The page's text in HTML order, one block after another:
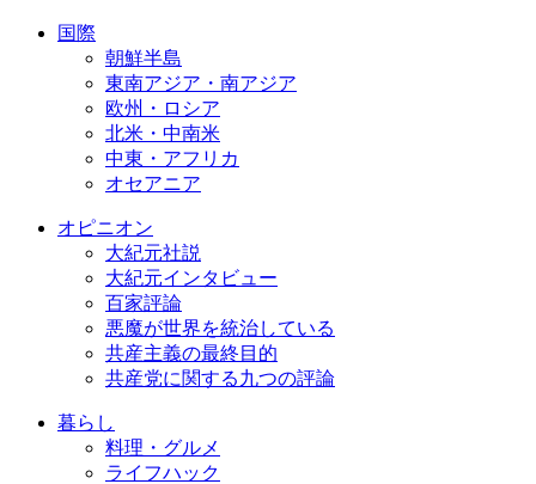
国際
朝鮮半島
東南アジア・南アジア
欧州・ロシア
北米・中南米
中東・アフリカ
オセアニア
オピニオン
大紀元社説
大紀元インタビュー
百家評論
悪魔が世界を統治している
共産主義の最終目的
共産党に関する九つの評論
暮らし
料理・グルメ
ライフハック